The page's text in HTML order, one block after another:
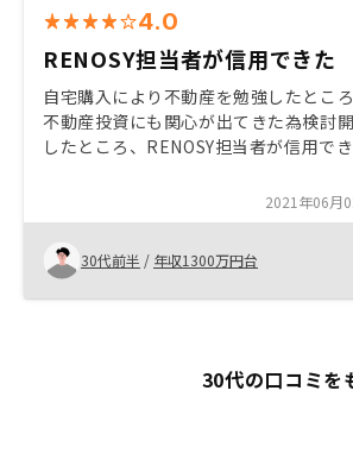
4.0
RENOSY担当者が信用できた
自宅購入により不動産を勉強したところ
不動産投資にも関心が出てきた為検討
したところ、RENOSY担当者が信用で
入れてもらえるとよりわかりやすくな
2021年06月
30代前半 / 年収1300万円台
30代の口コミを